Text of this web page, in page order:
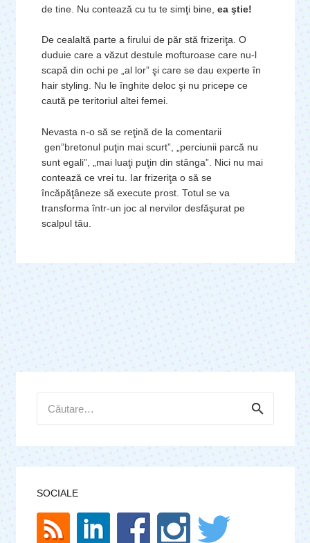
de tine. Nu contează cu tu te simţi bine, ea ştie!
De cealaltă parte a firului de păr stă frizeriţa. O
duduie care a văzut destule mofturoase care nu-l
scapă din ochi pe „al lor” şi care se dau experte în
hair styling. Nu le înghite deloc şi nu pricepe ce
caută pe teritoriul altei femei.
Nevasta n-o să se reţină de la comentarii
gen”bretonul puţin mai scurt”, „perciunii parcă nu
sunt egali”, „mai luaţi puţin din stânga”. Nici nu mai
contează ce vrei tu. Iar frizeriţa o să se
încăpăţâneze să execute prost. Totul se va
transforma într-un joc al nervilor desfăşurat pe
scalpul tău.
după:
SOCIALE